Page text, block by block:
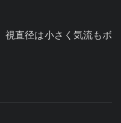
視直径は小さく気流もボ